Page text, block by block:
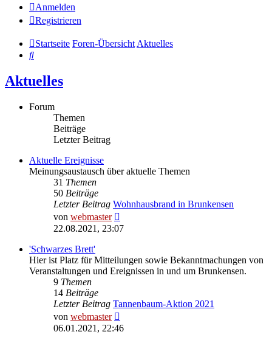
Anmelden
Registrieren
Startseite Foren-ÜbersichtAktuelles
Suche
Aktuelles
Forum
Themen
Beiträge
Letzter Beitrag
Aktuelle Ereignisse
Meinungsaustausch über aktuelle Themen
31 Themen
50 Beiträge
Letzter Beitrag Wohnhausbrand in Brunkensen
von webmaster
Beitrag
22.08.2021, 23:07
'Schwarzes Brett'
Hier ist Platz für Mitteilungen sowie Bekanntmachungen von
Veranstaltungen und Ereignissen in und um Brunkensen.
9 Themen
14 Beiträge
Letzter Beitrag Tannenbaum-Aktion 2021
von webmaster
Beitrag
06.01.2021, 22:46